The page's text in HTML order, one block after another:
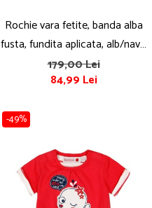
Rochie vara fetite, banda alba
fusta, fundita aplicata, alb/navy,
brand Babybol
179,00 Lei
84,99 Lei
-49%